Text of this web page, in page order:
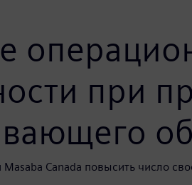
при
Canada повысить число